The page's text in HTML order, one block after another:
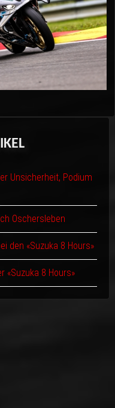
Unsicherheit, Podium
Oschersleben
den «Suzuka 8 Hours»
«Suzuka 8 Hours»